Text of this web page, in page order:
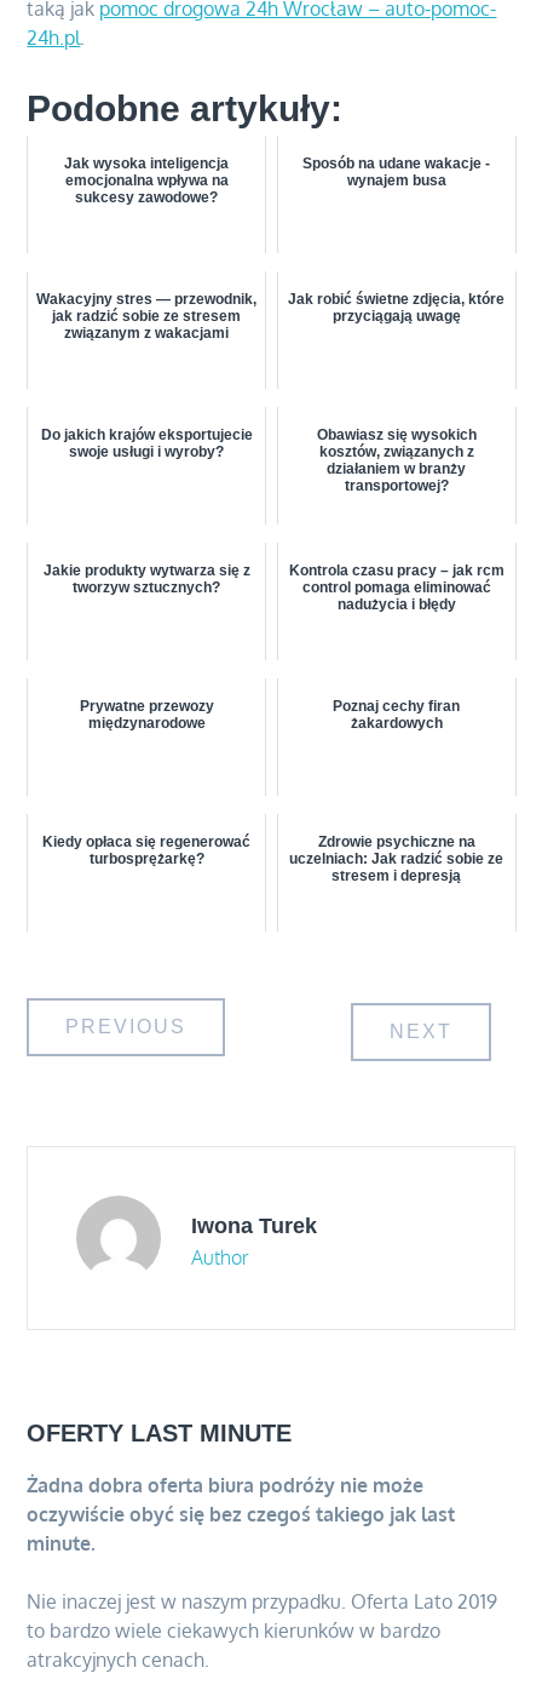
taką jak pomoc drogowa 24h Wrocław – auto-pomoc-
24h.pl.
Podobne artykuły:
Jak wysoka inteligencja
emocjonalna wpływa na
sukcesy zawodowe?
Sposób na udane wakacje -
wynajem busa
Wakacyjny stres — przewodnik,
jak radzić sobie ze stresem
związanym z wakacjami
Jak robić świetne zdjęcia, które
przyciągają uwagę
Do jakich krajów eksportujecie
swoje usługi i wyroby?
Obawiasz się wysokich
kosztów, związanych z
działaniem w branży
transportowej?
Jakie produkty wytwarza się z
tworzyw sztucznych?
Kontrola czasu pracy – jak rcm
control pomaga eliminować
nadużycia i błędy
Prywatne przewozy
międzynarodowe
Poznaj cechy firan
żakardowych
Kiedy opłaca się regenerować
turbosprężarkę?
Zdrowie psychiczne na
uczelniach: Jak radzić sobie ze
stresem i depresją
Nawigacja
PREVIOUS NEXT
Iwona Turek
Author
OFERTY LAST MINUTE
Żadna dobra oferta biura podróży nie może
oczywiście obyć się bez czegoś takiego jak last
minute.
Nie inaczej jest w naszym przypadku. Oferta Lato 2019
to bardzo wiele ciekawych kierunków w bardzo
atrakcyjnych cenach.